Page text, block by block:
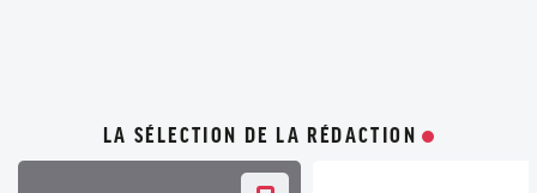
LA SÉLECTION DE LA RÉDACTION